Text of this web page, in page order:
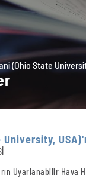
(Ohio State
Uyarlanabilir